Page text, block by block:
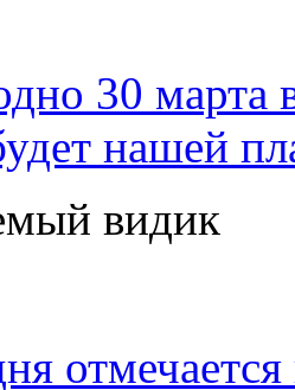
30 марта
нашей
видик